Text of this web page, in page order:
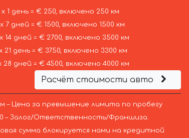
1 день = € 250, включено 250 км
7 дней = € 1500, включено 1500 км
14 дней = € 2700, включено 3500 км
21 день = € 3750, включено 3300 км
28 дней = € 4500, включено 4000 км
Расчёт стоимости авто
– Цена за превышение лимита по пробегу
– Залог/Ответственность/Франшиза.
сумма блокируется нами на кредитной